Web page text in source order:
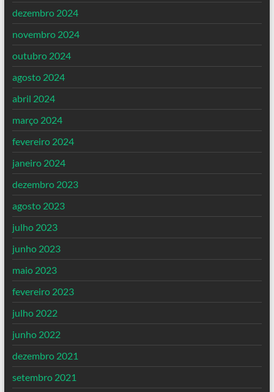
dezembro 2024
novembro 2024
outubro 2024
agosto 2024
abril 2024
março 2024
fevereiro 2024
janeiro 2024
dezembro 2023
agosto 2023
julho 2023
junho 2023
maio 2023
fevereiro 2023
julho 2022
junho 2022
dezembro 2021
setembro 2021